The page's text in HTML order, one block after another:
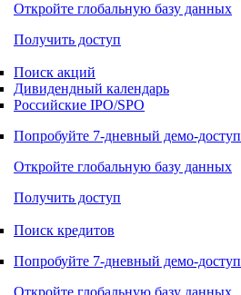
Откройте глобальную базу данных
Получить доступ
Поиск акций
Дивидендный календарь
Российские IPO/SPO
Попробуйте 7-дневный демо-доступ
Откройте глобальную базу данных
Получить доступ
Поиск кредитов
Попробуйте 7-дневный демо-доступ